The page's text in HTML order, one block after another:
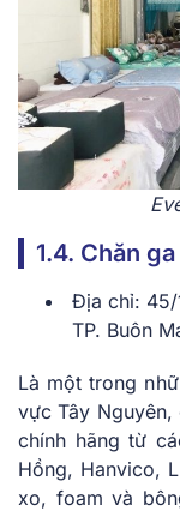
1.4. Chăn
Địa chỉ: 45/
TP. Buôn
Là một trong
vực Tây Nguyên,
chính hãng từ
Hồng, Hanvico,
xo, foam và